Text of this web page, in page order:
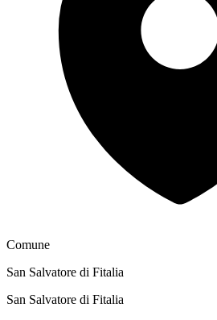
Comune
San Salvatore di Fitalia
San Salvatore di Fitalia